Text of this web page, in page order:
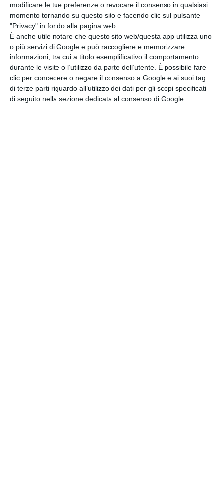
modificare le tue preferenze o revocare il consenso in qualsiasi
momento tornando su questo sito e facendo clic sul pulsante
"Privacy" in fondo alla pagina web.
È anche utile notare che questo sito web/questa app utilizza uno
o più servizi di Google e può raccogliere e memorizzare
informazioni, tra cui a titolo esemplificativo il comportamento
durante le visite o l’utilizzo da parte dell’utente. È possibile fare
clic per concedere o negare il consenso a Google e ai suoi tag
di terze parti riguardo all’utilizzo dei dati per gli scopi specificati
di seguito nella sezione dedicata al consenso di Google.
della Prefettura, delle forze dell’ordine e del Comune di
Pescara, instaurando, in tal modo, uno stretto rapporto
di collaborazione con tutti gli enti preposti alla tutela
ambientale, allo scopo di individuare ed eliminare gli
scarichi abusivi di reflui non depurati.
La comunicazione degli interventi effettuati e delle